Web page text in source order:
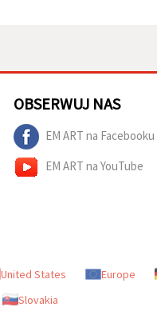
OBSERWUJ NAS
EM ART na Facebooku
EM ART na YouTube
United States Europe
Slovakia